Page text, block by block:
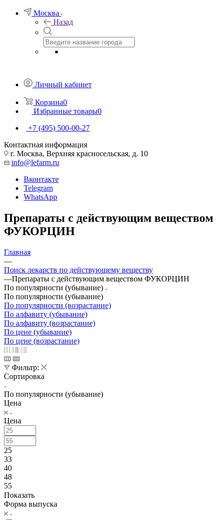
Москва
Назад
Личный кабинет
Корзина0
Избранные товары0
+7 (495) 500-00-27
Контактная информация
г. Москва, Верхняя красносельская, д. 10
info@lefarm.ru
Вконтакте
Telegram
WhatsApp
Препараты с действующим веществом
ФУКОРЦИН
Главная
—
Поиск лекарств по действующему веществу
—Препараты с действующим веществом ФУКОРЦИН
По популярности (убывание)
По популярности (убывание)
По популярности (возрастание)
По алфавиту (убывание)
По алфавиту (возрастание)
По цене (убывание)
По цене (возрастание)
Фильтр:
Сортировка
По популярности (убывание)
Цена
Цена
25
33
40
48
55
Показать
Форма выпуска